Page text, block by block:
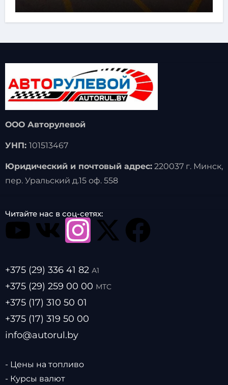
ООО Авторулевой
УНП: 101513467
Юридический и почтовый адрес:220037 г. Минск,
пер. Уральский д.15 оф. 558
Читайте нас в соц-сетях:
+375 (29) 336 41 82 А1
+375 (29) 259 00 00 МТС
+375 (17) 310 50 01
+375 (17) 319 50 00
info@autorul.by
- Цены на топливо
- Курсы валют